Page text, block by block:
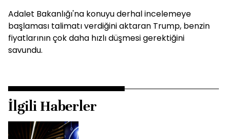
Adalet Bakanlığı'na konuyu derhal incelemeye
başlaması talimatı verdiğini aktaran Trump, benzin
fiyatlarının çok daha hızlı düşmesi gerektiğini
savundu.
İlgili Haberler